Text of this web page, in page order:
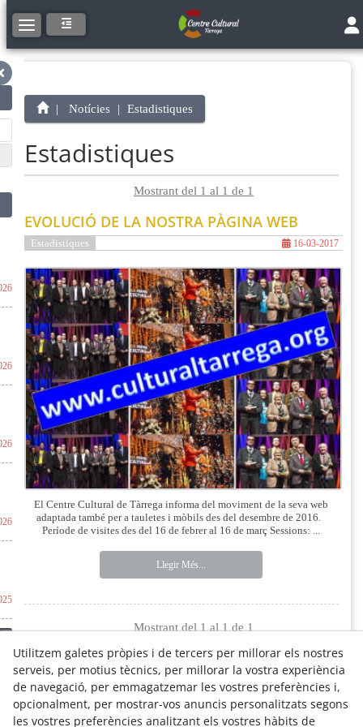
Toggle navigation
Notícies Estadistiques
Estadistiques
Mostrant del 1 al 1 de 1
EVOLUCIÓ DE LA NOSTRA PÀGINA WEB
Estadistiques 16-03-2017
El Centre Cultural de Tàrrega informa del moviment de la seva web
adaptada també per a tauletes i mòbils des del desembre de 2016.
Període de visites des del 16 de febrer al 16 de març Sessions: ...
Llegir Més...
Mostrant del 1 al 1 de 1
Utilitzem galetes pròpies i de tercers per millorar els nostres
serveis, per motius tècnics, per millorar la vostra experiència
de navegació, per emmagatzemar les vostres preferències i,
opcionalment, per mostrar-vos anuncis personalitzats segons
les vostres preferències analitzant els vostres hàbits de